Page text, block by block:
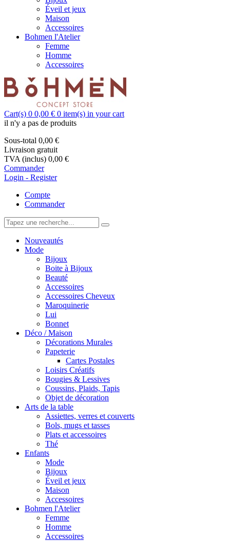
Éveil et jeux
Maison
Accessoires
Bohmen l'Atelier
Femme
Homme
Accessoires
Cart(s) 0 0,00 € 0 item(s) in your cart
il n'y a pas de produits
Sous-total 0,00 €
Livraison gratuit
TVA (inclus) 0,00 €
Commander
Login - Register
Compte
Commander
Nouveautés
Mode
Bijoux
Boite à Bijoux
Beauté
Accessoires
Accessoires Cheveux
Maroquinerie
Lui
Bonnet
Déco / Maison
Décorations Murales
Papeterie
Cartes Postales
Loisirs Créatifs
Bougies & Lessives
Coussins, Plaids, Tapis
Objet de décoration
Arts de la table
Assiettes, verres et couverts
Bols, mugs et tasses
Plats et accessoires
Thé
Enfants
Mode
Bijoux
Éveil et jeux
Maison
Accessoires
Bohmen l'Atelier
Femme
Homme
Accessoires